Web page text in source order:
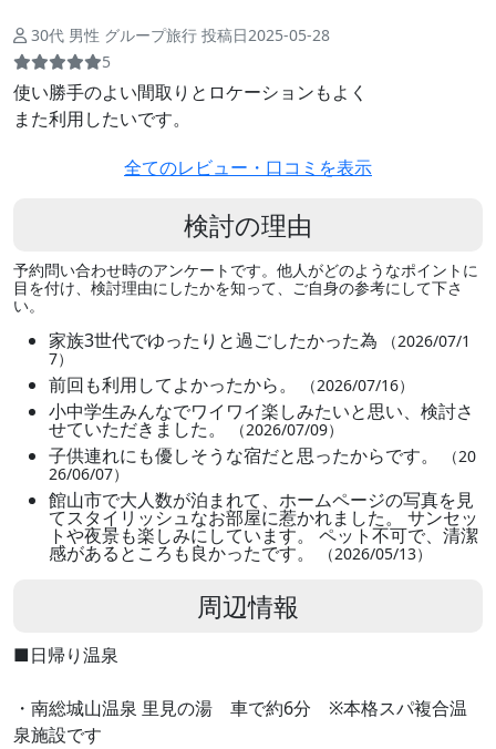
30代 男性 グループ旅行 投稿日2025-05-28
5
使い勝手のよい間取りとロケーションもよく
また利用したいです。
全てのレビュー・口コミを表示
検討の理由
予約問い合わせ時のアンケートです。他人がどのようなポイントに
目を付け、検討理由にしたかを知って、ご自身の参考にして下さ
い。
家族3世代でゆったりと過ごしたかった為
（2026/07/1
7）
前回も利用してよかったから。 （2026/07/16）
小中学生みんなでワイワイ楽しみたいと思い、検討さ
せていただきました。 （2026/07/09）
子供連れにも優しそうな宿だと思ったからです。
（20
26/06/07）
館山市で大人数が泊まれて、ホームページの写真を見
てスタイリッシュなお部屋に惹かれました。 サンセッ
トや夜景も楽しみにしています。 ペット不可で、清潔
感があるところも良かったです。 （2026/05/13）
周辺情報
■日帰り温泉
・南総城山温泉 里見の湯 車で約6分 ※本格スパ複合温
泉施設です